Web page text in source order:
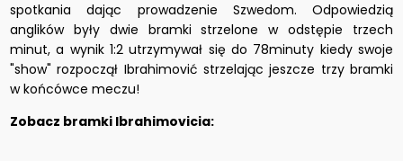
spotkania dając prowadzenie Szwedom. Odpowiedzią
anglików były dwie bramki strzelone w odstępie trzech
minut, a wynik 1:2 utrzymywał się do 78minuty kiedy swoje
"show" rozpoczął Ibrahimović strzelając jeszcze trzy bramki
w końcówce meczu!
Zobacz bramki Ibrahimovicia: